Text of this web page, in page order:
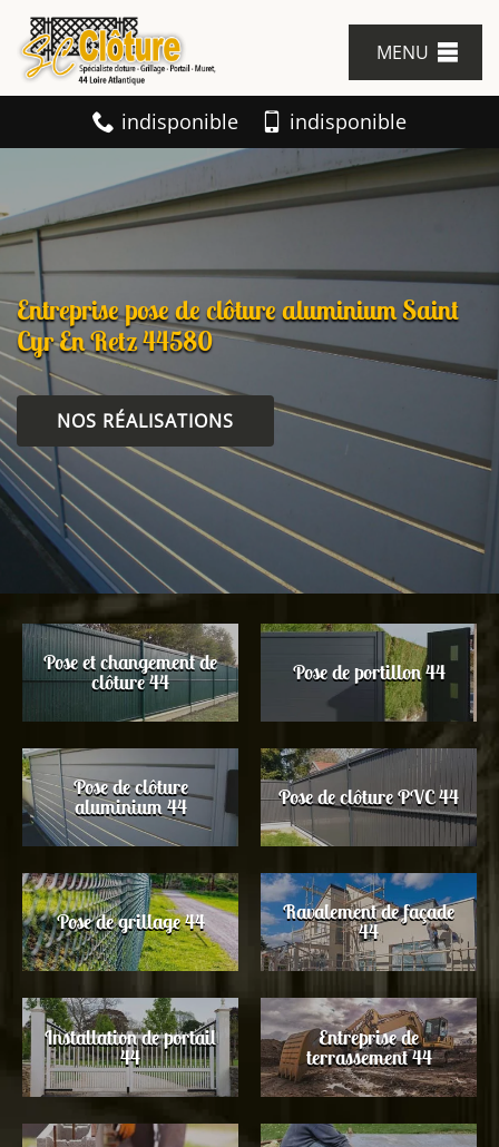
MENU
indisponible indisponible
Entreprise pose de clôture aluminium Saint
Cyr En Retz 44580
NOS RÉALISATIONS
Pose et changement de
clôture 44 Pose de portillon 44
Pose de clôture
aluminium 44 Pose de clôture PVC 44
Pose de grillage 44 Ravalement de façade
44
Installation de portail
44
Entreprise de
terrassement 44